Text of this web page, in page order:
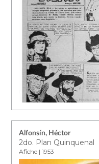
Alfonsín, Héctor
2do. Plan Quinquenal
Afiche | 1953